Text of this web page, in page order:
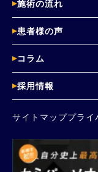
施術の流れ
患者様の声
コラム
採用情報
サイトマッププライ